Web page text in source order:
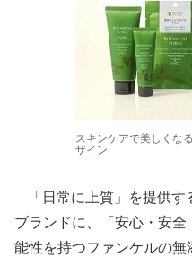
スキンケアで美しくな
ザイン
「日常に上質」を提供す
ブランドに、「安心・安
能性を持つファンケルの